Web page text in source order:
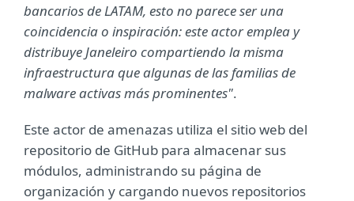
bancarios de LATAM, esto no parece ser una
coincidencia o inspiración: este actor emplea y
distribuye Janeleiro compartiendo la misma
infraestructura que algunas de las familias de
malware activas más prominentes".
Este actor de amenazas utiliza el sitio web del
repositorio de GitHub para almacenar sus
módulos, administrando su página de
organización y cargando nuevos repositorios